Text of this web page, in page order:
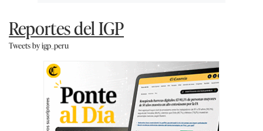
Reportes del IGP
Tweets by igp_peru